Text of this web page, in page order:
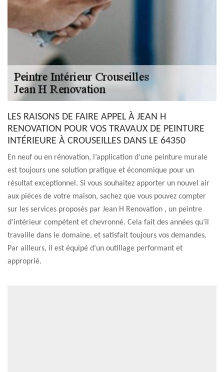
LES RAISONS DE FAIRE APPEL À JEAN H
RENOVATION POUR VOS TRAVAUX DE PEINTURE
INTÉRIEURE À CROUSEILLES DANS LE 64350
En neuf ou en rénovation, l’application d’une peinture murale
est toujours une solution pratique et économique pour un
résultat exceptionnel. Si vous souhaitez apporter un nouvel air
aux pièces de votre maison, sachez que vous pouvez compter
sur les services proposés par Jean H Renovation , un peintre
d’intérieur compétent et chevronné. Cela fait des années qu’il
travaille dans le domaine, et satisfait toujours vos demandes.
Par ailleurs, il est équipé d’un outillage performant et
approprié.